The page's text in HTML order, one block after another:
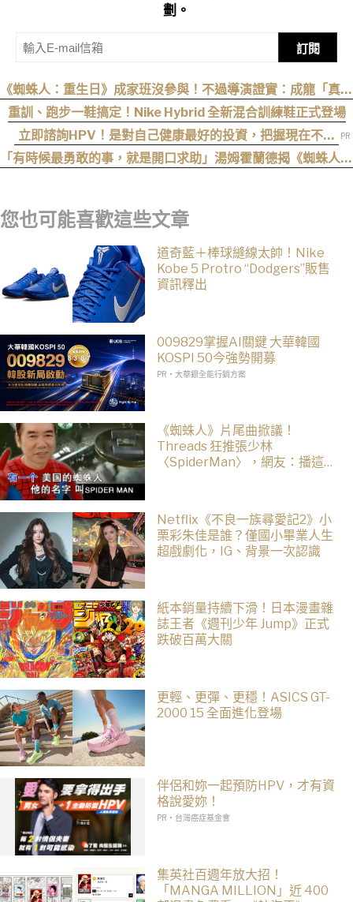
劃。
訂閱
《蜘蛛人：重生日》成家班沒參與！不過導演證實：成龍「真的
有來片場」
重訓、跑步一鞋搞定！Nike Hybrid 全新混合訓練鞋正式登場
立即諮詢HPV！是對自己健康最好的投資，把握現在不嫌
晚！
「有時候最勇敢的事，就是開口求助」湯姆霍蘭德揭《蜘蛛人：
您也可能喜歡這些文章
道奇藍＋棒球縫線太帥！Nike
Kobe 5 Protro “Dodgers”販售
資訊釋出
009829掌握AI關鍵 大華韓國
KOSPI 50今強勢開募
PR・大華銀全能行銷方案
《蜘蛛人》片尾曲掀議！
Threads 狂推張少林
〈SpiderMan〉，網友：播這個
Netflix《不良一族尋愛記2》小
栗彩朱佳是誰？僅國小畢業人生
超戲劇化，IG、背景一次認識
紙本銷量持續下滑！日本漫畫雜
誌王者《週刊少年 Jump》正式
跌破百萬大關
更輕、更彈、更穩！ASICS GT-
2000 15 全面進化登場
伴侶和妳一起預防HPV，才有資
格說愛妳！
PR・台灣癌症基金會
集英社百週年放大招！
「MANGA MILLION」近 400